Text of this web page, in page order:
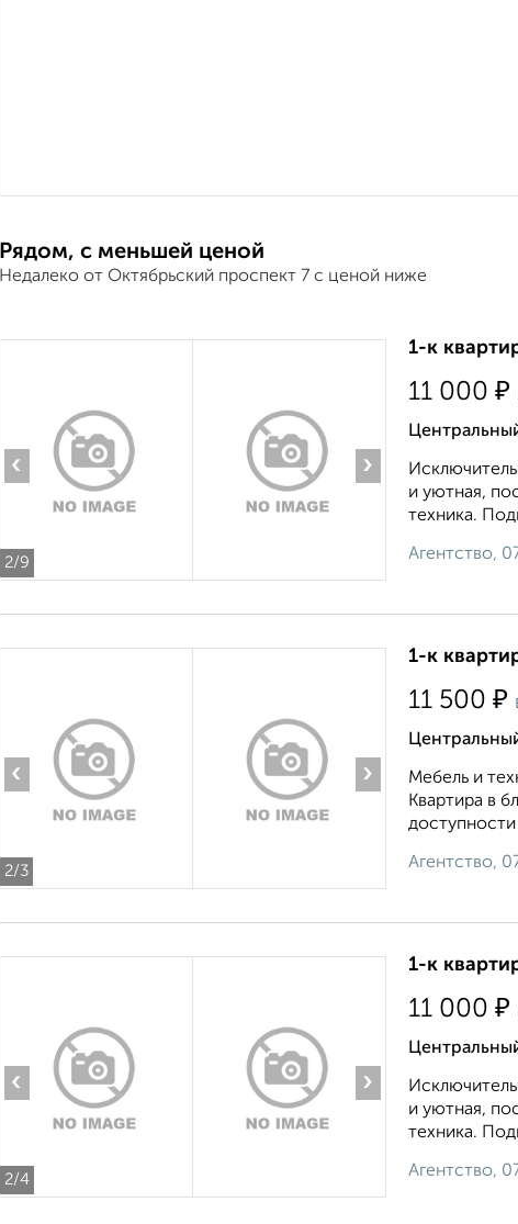
Рядом, с меньшей ценой
Недалеко от Октябрьский проспект 7 с ценой ниже
2/9
‹ ›
1-к
11 000 ₽
и уютная,
техника.
Агентство,
2/3
‹ ›
1-к
11 500 ₽
Мебель и
Квартира в
Агентство,
2/4
‹ ›
1-к
11 000 ₽
и уютная,
техника.
Агентство,